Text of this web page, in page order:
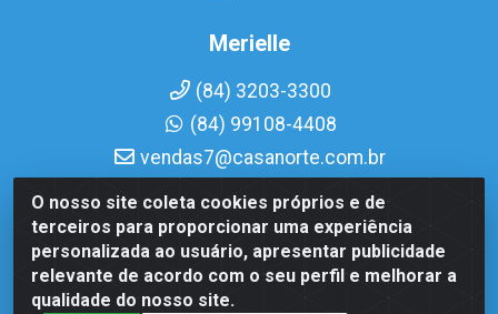
O nosso site coleta cookies próprios e de
terceiros para proporcionar uma experiência
personalizada ao usuário, apresentar publicidade
relevante de acordo com o seu perfil e melhorar a
qualidade do nosso site.
Merielle
(84) 3203-3300
(84) 99108-4408
vendas7@casanorte.com.br
Casa Norte LTDA - Av. Interventor Mário Câmara, 1815 -
Dix-Sept Rosado, Natal/RN - CEP 59054-600 - CNPJ
08.713.513/0001-51